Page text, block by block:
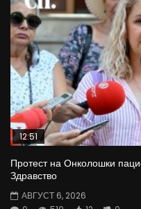
12:51
Протест на Онколошки
Здравство
АВГУСТ 6, 2026